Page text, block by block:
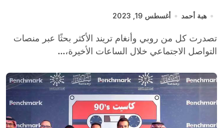
هبة أحمد أغسطس 19, 2023
تصدرت كل من روبي وأنغام تريند الأكثر بحثًا عبر منصات
التواصل الاجتماعي خلال الساعات الأخيرة،...